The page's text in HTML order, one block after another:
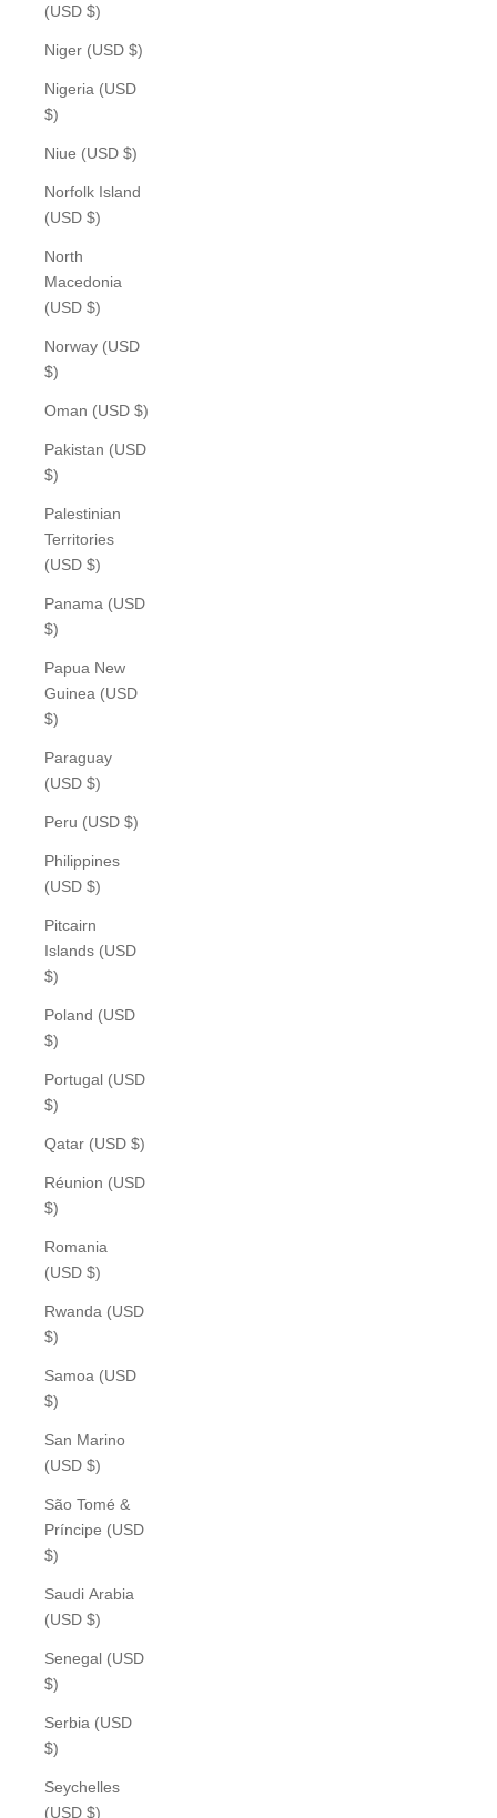
(USD $)
Niger (USD $)
Nigeria (USD
$)
Niue (USD $)
Norfolk Island
(USD $)
North
Macedonia
(USD $)
Norway (USD
$)
Oman (USD $)
Pakistan (USD
$)
Palestinian
Territories
(USD $)
Panama (USD
$)
Papua New
Guinea (USD
$)
Paraguay
(USD $)
Peru (USD $)
Philippines
(USD $)
Pitcairn
Islands (USD
$)
Poland (USD
$)
Portugal (USD
$)
Qatar (USD $)
Réunion (USD
$)
Romania
(USD $)
Rwanda (USD
$)
Samoa (USD
$)
San Marino
(USD $)
São Tomé &
Príncipe (USD
$)
Saudi Arabia
(USD $)
Senegal (USD
$)
Serbia (USD
$)
Seychelles
(USD $)